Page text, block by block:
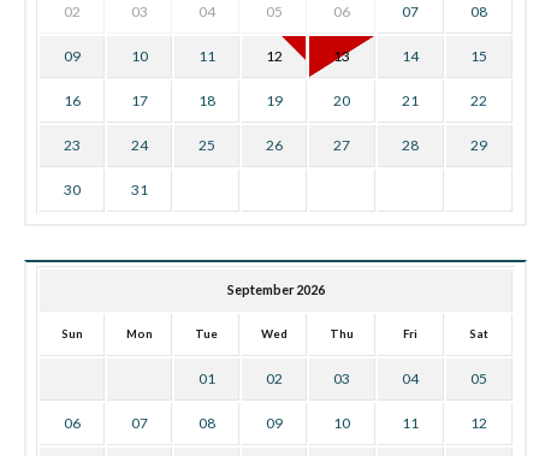
02 03 04 05 06 07 08
09 10 11 12 13 14 15
16 17 18 19 20 21 22
23 24 25 26 27 28 29
30 31
September 2026
Sun Mon Tue Wed Thu Fri Sat
01 02 03 04 05
06 07 08 09 10 11 12